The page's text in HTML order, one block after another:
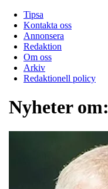
Tipsa
Kontakta oss
Annonsera
Redaktion
Om oss
Arkiv
Redaktionell policy
Nyheter om: